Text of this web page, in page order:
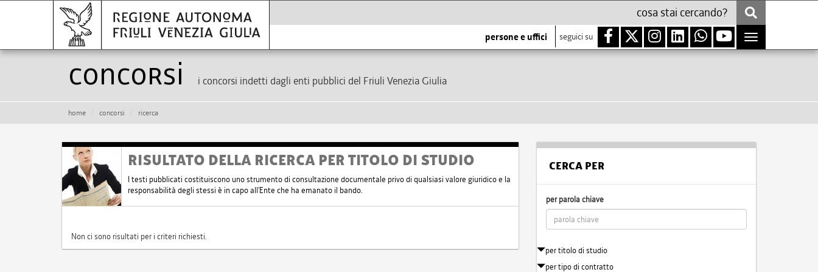
persone e uffici seguici su
Toggle
navigation
Concorsi i concorsi indetti dagli enti pubblici del Friuli Venezia Giulia
home concorsi ricerca
RISULTATO DELLA RICERCA PER TITOLO DI STUDIO
I testi pubblicati costituiscono uno strumento di consultazione documentale privo di qualsiasi valore giuridico e la
responsabilità degli stessi è in capo all'Ente che ha emanato il bando.
Non ci sono risultati per i criteri richiesti.
CERCA PER
per parola chiave
per titolo di studio
per tipo di contratto